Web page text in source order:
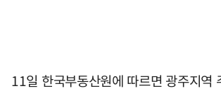
11일 한국부동산원에 따르면 광주지